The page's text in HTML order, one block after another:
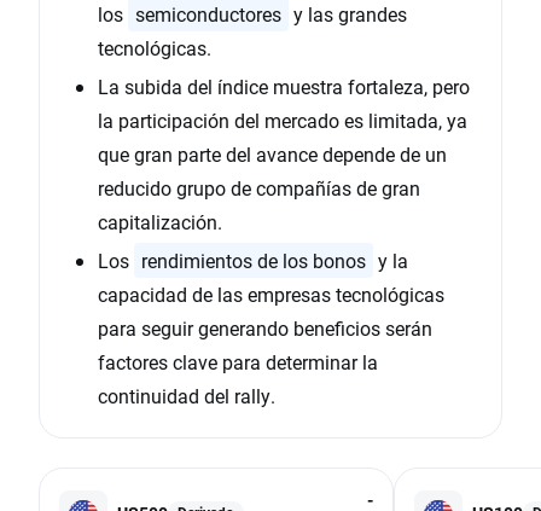
los semiconductores y las grandes
tecnológicas.
La subida del índice muestra fortaleza, pero
la participación del mercado es limitada, ya
que gran parte del avance depende de un
reducido grupo de compañías de gran
capitalización.
Los rendimientos de los bonos y la
capacidad de las empresas tecnológicas
para seguir generando beneficios serán
factores clave para determinar la
continuidad del rally.
-